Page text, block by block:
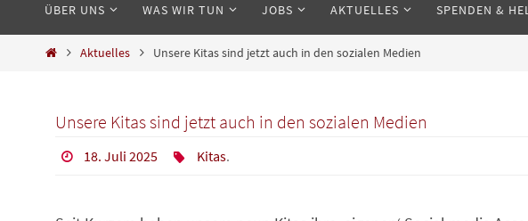
springen
ÜBER UNS WAS WIR TUN JOBS AKTUELLES SPENDEN &
StartAktuelles Unsere Kitas sind jetzt auch in den sozialen Medien
Unsere Kitas sind jetzt auch in den sozialen Medien
18. Juli 2025 Kitas.